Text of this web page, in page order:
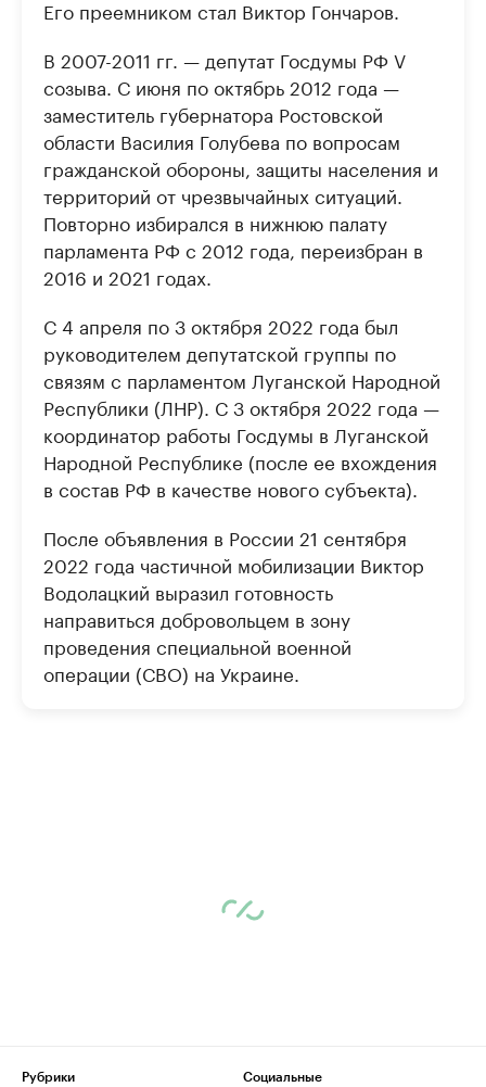
Его преемником стал Виктор Гончаров.
В 2007-2011 гг. — депутат Госдумы РФ V
созыва. С июня по октябрь 2012 года —
заместитель губернатора Ростовской
области Василия Голубева по вопросам
гражданской обороны, защиты населения и
территорий от чрезвычайных ситуаций.
Повторно избирался в нижнюю палату
парламента РФ с 2012 года, переизбран в
2016 и 2021 годах.
С 4 апреля по 3 октября 2022 года был
руководителем депутатской группы по
связям с парламентом Луганской Народной
Республики (ЛНР). С 3 октября 2022 года —
координатор работы Госдумы в Луганской
Народной Республике (после ее вхождения
в состав РФ в качестве нового субъекта).
После объявления в России 21 сентября
2022 года частичной мобилизации Виктор
Водолацкий выразил готовность
направиться добровольцем в зону
проведения специальной военной
операции (СВО) на Украине.
Рубрики
Социальные